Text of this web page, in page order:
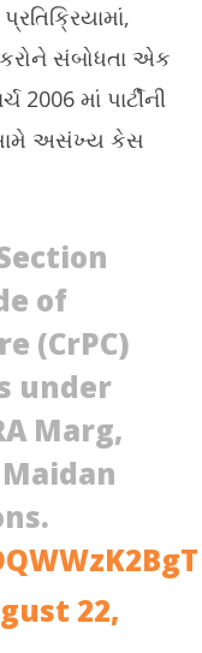
સંબોધતા એક
માં પાર્ટીની
અસંખ્ય કેસ
of
(CrPC)
under
Marg,
22,